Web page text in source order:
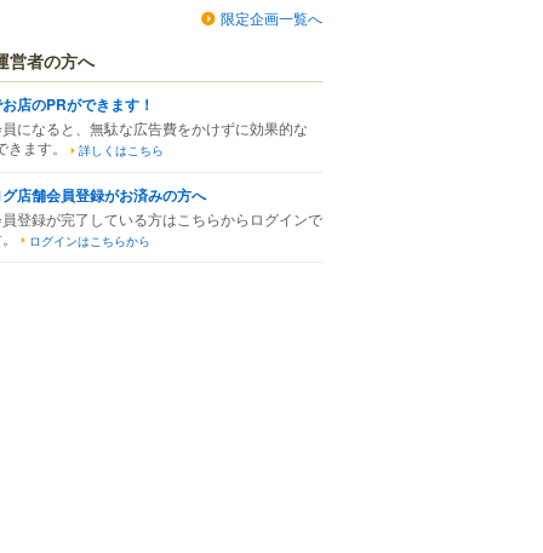
限定企画一覧へ
営者の方へ
店のPRができます！
員になると、無駄な広告費をかけずに効果的な
きます。
詳しくはこちら
店舗会員登録がお済みの方へ
登録が完了している方はこちらからログインで
ログインはこちらから